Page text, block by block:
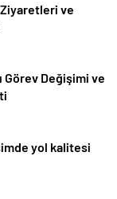
Ziyaretleri ve
Görev Değişimi ve
yol kalitesi